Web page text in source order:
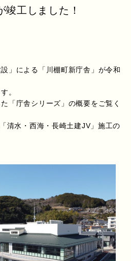
竣工しました！
」による「川棚町新庁舎」が令和
。
「庁舎シリーズ」の概要をご覧く
清水・西海・長崎土建JV」施工の